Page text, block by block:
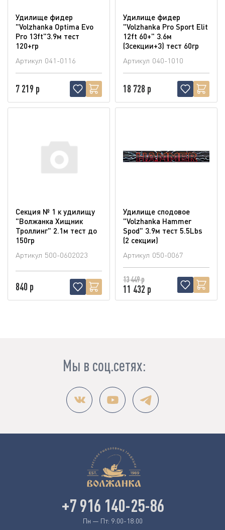
Удилище фидер
"Volzhanka Optima Evo
Pro 13ft"3.9м тест
120+гр
Артикул 041-0116
7 219 р
Удилище фидер
"Volzhanka Pro Sport Elit
12ft 60+" 3.6м
(3секции+3) тест 60гр
Артикул 040-1010
18 728 р
Секция № 1 к удилищу
"Волжанка Хищник
Троллинг" 2.1м тест до
150гр
Артикул 500-0602023
840 р
Удилище сподовое
"Volzhanka Hammer
Spod" 3.9м тест 5.5Lbs
(2 секции)
Артикул 050-0067
13 449 р
11 432 р
Мы в соц.сетях:
+7 916 140-25-86
Пн — Пт: 9:00-18:00